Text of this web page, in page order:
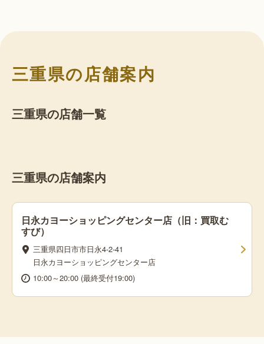
三重県の店舗案内
三重県の店舗一覧
三重県の店舗案内
日永カヨーショッピングセンター店（旧：買取む
すび）
三重県四日市市日永4-2-41
日永カヨーショッピングセンター店
10:00～20:00 (最終受付19:00)